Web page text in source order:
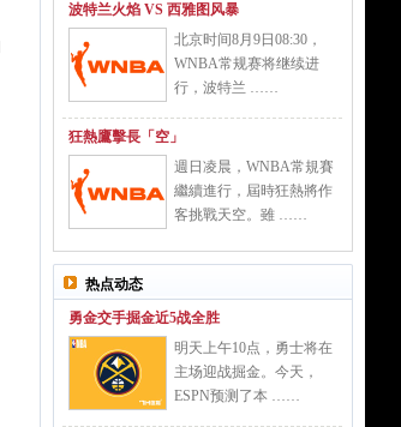
波特兰火焰 VS 西雅图风暴
北京时间8月9日08:30，
WNBA常规赛将继续进
行，波特兰 ……
狂熱鷹擊長「空」
週日凌晨，WNBA常規賽
繼續進行，屆時狂熱將作
客挑戰天空。雖 ……
热点动态
勇金交手掘金近5战全胜
明天上午10点，勇士将在
主场迎战掘金。今天，
ESPN预测了本 ……